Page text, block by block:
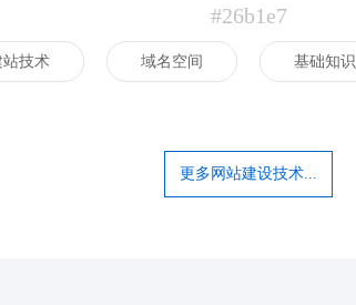
#26b1e7
站技术 域名空间 基础知识
更多网站建设技术...